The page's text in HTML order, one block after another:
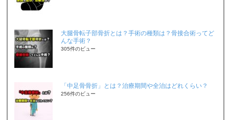
大腿骨転子部骨折とは？手術の種類は？骨接合術ってど
んな手術？
305件のビュー
「中足骨骨折」とは？治療期間や全治はどれくらい？
256件のビュー